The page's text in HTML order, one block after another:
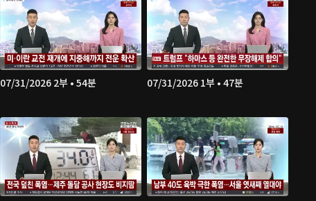
07/31/2026 2부 • 54분 07/31/2026 1부 • 47분